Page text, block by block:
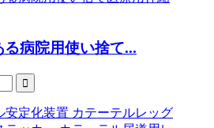
病院用使い捨て...